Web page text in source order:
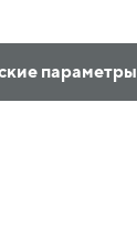
параметры